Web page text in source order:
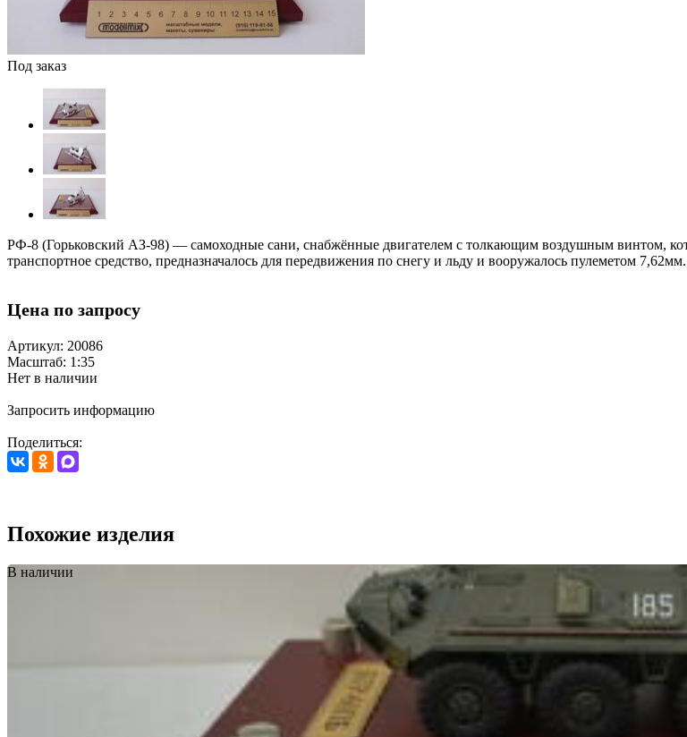
Под заказ
РФ-8 (Горьковский АЗ-98) — самоходные сани, снабжённые двигателем с толкающим воздушным винтом,
транспортное средство, предназначалось для передвижения по снегу и льду и вооружалось пулеметом
Цена по запросу
Артикул: 20086
Масштаб: 1:35
Нет в наличии
Запросить информацию
Поделиться:
Похожие изделия
В наличии